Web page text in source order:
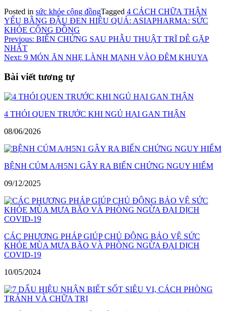
Posted in sức khỏe cộng đồngTagged 4 CÁCH CHỮA THẬN
YẾU BẰNG ĐẬU ĐEN HIỆU QUẢ: ASIAPHARMA: SỨC
KHỎE CỘNG ĐỒNG
Điều
hướng
viết
Previous: BIẾN CHỨNG SAU PHẪU THUẬT TRĨ DỄ GẶP
NHẤT
Next: 9 MÓN ĂN NHẸ LÀNH MẠNH VÀO ĐÊM KHUYA
Bài viết tương tự
4 THÓI QUEN TRƯỚC KHI NGỦ HẠI GAN THẬN
08/06/2026
BỆNH CÚM A/H5N1 GÂY RA BIẾN CHỨNG NGUY HIỂM
09/12/2025
CÁC PHƯƠNG PHÁP GIÚP CHỦ ĐỘNG BẢO VỆ SỨC
KHỎE MÙA MƯA BÃO VÀ PHÒNG NGỪA ĐẠI DỊCH
COVID-19
10/05/2024